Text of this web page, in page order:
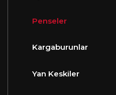
Penseler
Kargaburunlar
Yan Keskiler